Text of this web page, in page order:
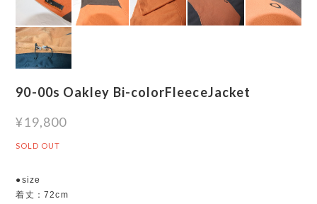
90-00s Oakley Bi-colorFleeceJacket
¥19,800
SOLD OUT
●size
着丈：72cm